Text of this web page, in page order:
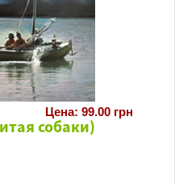
собаки)
Цена: 99.00 грн